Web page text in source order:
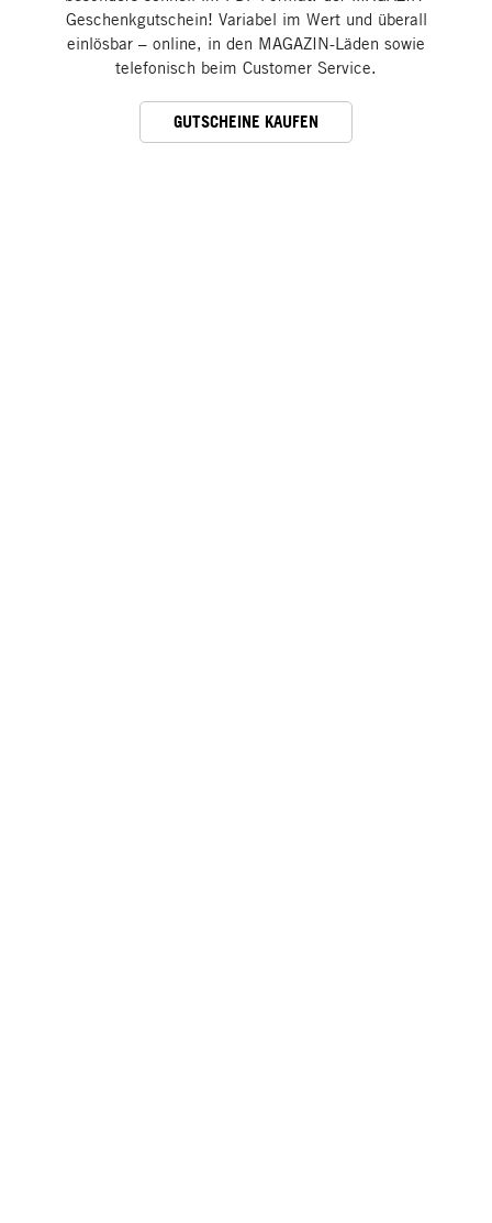
Geschenkgutschein! Variabel im Wert und überall
einlösbar – online, in den MAGAZIN-Läden sowie
telefonisch beim Customer Service.
GUTSCHEINE KAUFEN